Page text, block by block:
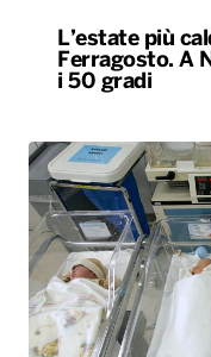
L’estate più
Ferragosto. A
i 50 gradi